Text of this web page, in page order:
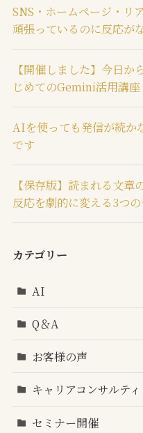
SNS・ホームページ・リ
頑張っているのに反応が
【開催しました】今日
じめてのGemini活用講座
AIを使っても発信が続か
です
【保存版】読まれる文
反応を劇的に変える3つ
カテゴリー
AI
Q＆A
お客様の声
キャリアコンサルテ
セミナー開催